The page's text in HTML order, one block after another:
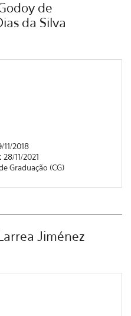
de
da Silva
11/2018
28/11/2021
Graduação (CG)
Jiménez